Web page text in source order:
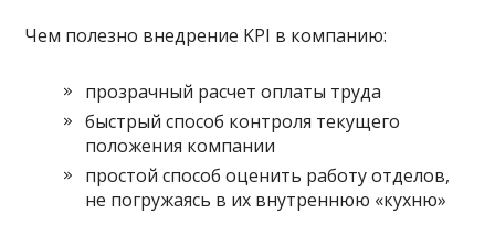
Чем полезно внедрение KPI в компанию:
прозрачный расчет оплаты труда
быстрый способ контроля текущего
положения компании
простой способ оценить работу отделов,
не погружаясь в их внутреннюю «кухню»